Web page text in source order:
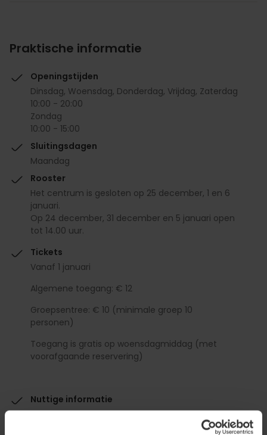
Praktische informatie
Openingstijden
Dinsdag, Woensdag, Donderdag, Vrijdag, Zaterdag
10:00 - 20:00
Zondag
10:00 - 15:00
Sluitingsdagen
Maandag
Rooster
Het centrum is gesloten op 25 december, 1 en 6
januari.
Op 24 december, 31 december en 5 januari open
tot 14.00 uur.
Tickets
Vanaf 1 januari
Algemene toegang: € 12
Groepsentree: € 10 (minimale groep 10
personen)
Toegang is gratis op woensdagmiddag (met
voorafgaande reservering)
Nuttige informatie
Rondleidingen: van dinsdag tot en met zondag
om 10:30 uur. Dinsdag, donderdag, vrijdag en